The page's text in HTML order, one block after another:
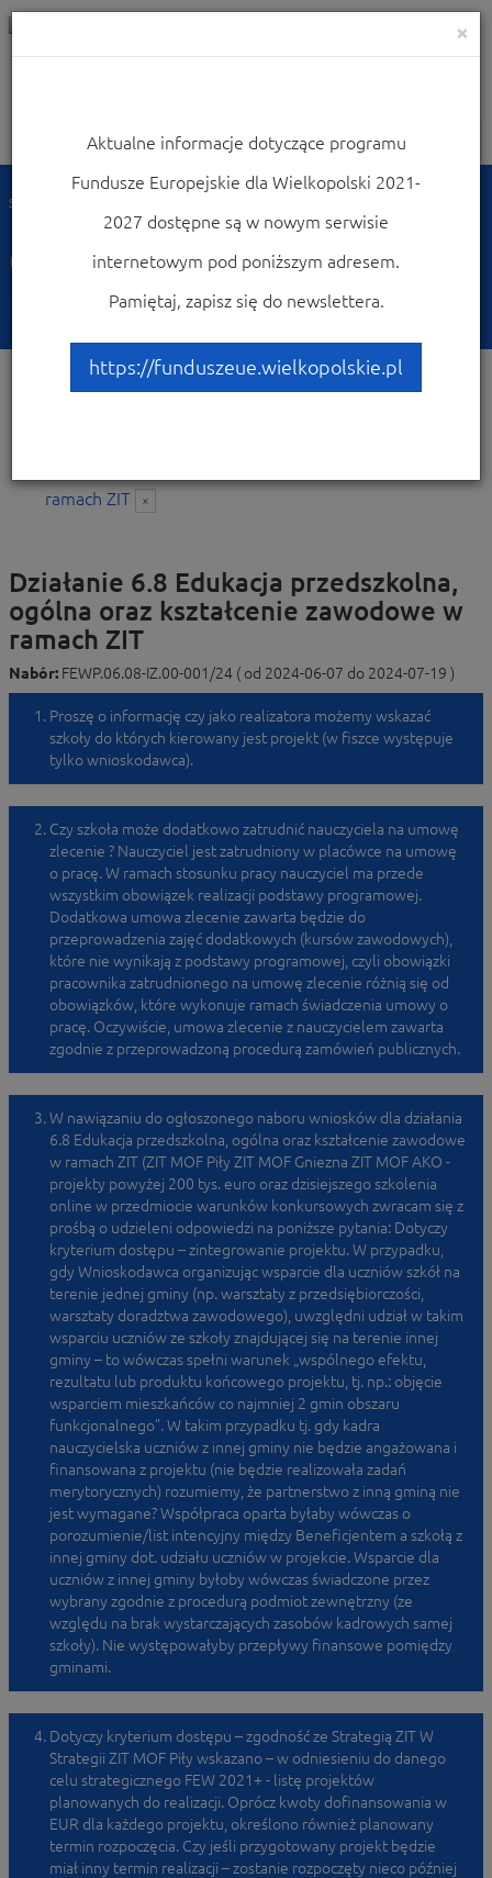
Nawigacja
Strona główna
Często zadawane pytania
ramach ZIT
×
Działanie 6.8 Edukacja przedszkolna,
ogólna oraz kształcenie zawodowe w
ramach ZIT
Nabór: FEWP.06.08-IZ.00-001/24 ( od 2024-06-07 do 2024-07-19 )
Proszę o informację czy jako realizatora możemy wskazać
szkoły do których kierowany jest projekt (w fiszce występuje
tylko wnioskodawca).
Czy szkoła może dodatkowo zatrudnić nauczyciela na umowę
zlecenie ? Nauczyciel jest zatrudniony w placówce na umowę
o pracę. W ramach stosunku pracy nauczyciel ma przede
wszystkim obowiązek realizacji podstawy programowej.
Dodatkowa umowa zlecenie zawarta będzie do
przeprowadzenia zajęć dodatkowych (kursów zawodowych),
które nie wynikają z podstawy programowej, czyli obowiązki
pracownika zatrudnionego na umowę zlecenie różnią się od
obowiązków, które wykonuje ramach świadczenia umowy o
pracę. Oczywiście, umowa zlecenie z nauczycielem zawarta
zgodnie z przeprowadzoną procedurą zamówień publicznych.
W nawiązaniu do ogłoszonego naboru wniosków dla działania
6.8 Edukacja przedszkolna, ogólna oraz kształcenie zawodowe
w ramach ZIT (ZIT MOF Piły ZIT MOF Gniezna ZIT MOF AKO -
projekty powyżej 200 tys. euro oraz dzisiejszego szkolenia
online w przedmiocie warunków konkursowych zwracam się z
prośbą o udzieleni odpowiedzi na poniższe pytania: Dotyczy
kryterium dostępu – zintegrowanie projektu. W przypadku,
gdy Wnioskodawca organizując wsparcie dla uczniów szkół na
terenie jednej gminy (np. warsztaty z przedsiębiorczości,
warsztaty doradztwa zawodowego), uwzględni udział w takim
wsparciu uczniów ze szkoły znajdującej się na terenie innej
gminy – to wówczas spełni warunek „wspólnego efektu,
rezultatu lub produktu końcowego projektu, tj. np.: objęcie
wsparciem mieszkańców co najmniej 2 gmin obszaru
funkcjonalnego”. W takim przypadku tj. gdy kadra
nauczycielska uczniów z innej gminy nie będzie angażowana i
finansowana z projektu (nie będzie realizowała zadań
merytorycznych) rozumiemy, że partnerstwo z inną gminą nie
jest wymagane? Współpraca oparta byłaby wówczas o
porozumienie/list intencyjny między Beneficjentem a szkołą z
innej gminy dot. udziału uczniów w projekcie. Wsparcie dla
uczniów z innej gminy byłoby wówczas świadczone przez
wybrany zgodnie z procedurą podmiot zewnętrzny (ze
względu na brak wystarczających zasobów kadrowych samej
szkoły). Nie występowałyby przepływy finansowe pomiędzy
gminami.
Dotyczy kryterium dostępu – zgodność ze Strategią ZIT W
Strategii ZIT MOF Piły wskazano – w odniesieniu do danego
celu strategicznego FEW 2021+ - listę projektów
planowanych do realizacji. Oprócz kwoty dofinansowania w
EUR dla każdego projektu, określono również planowany
termin rozpoczęcia. Czy jeśli przygotowany projekt będzie
miał inny termin realizacji – zostanie rozpoczęty nieco później
×
Aktualne informacje dotyczące programu
Fundusze Europejskie dla Wielkopolski 2021-
2027 dostępne są w nowym serwisie
internetowym pod poniższym adresem.
Pamiętaj, zapisz się do newslettera.
https://funduszeue.wielkopolskie.pl